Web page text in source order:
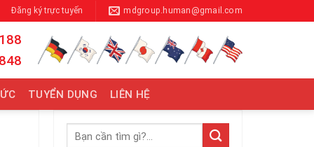
Đăng ký trực tuyến mdgroup.human@gmail.com
TUYỂN DỤNG LIÊN HỆ